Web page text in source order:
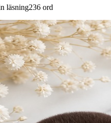
läsning236 ord